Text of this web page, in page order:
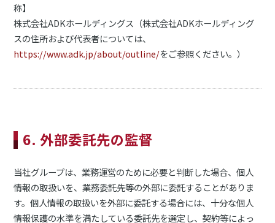
称】
株式会社ADKホールディングス（株式会社ADKホールディング
スの住所および代表者については、
https://www.adk.jp/about/outline/をご参照ください。）
6. 外部委託先の監督
当社グループは、業務運営のために必要と判断した場合、個人
情報の取扱いを、業務委託先等の外部に委託することがありま
す。個人情報の取扱いを外部に委託する場合には、十分な個人
情報保護の水準を満たしている委託先を選定し、契約等によっ